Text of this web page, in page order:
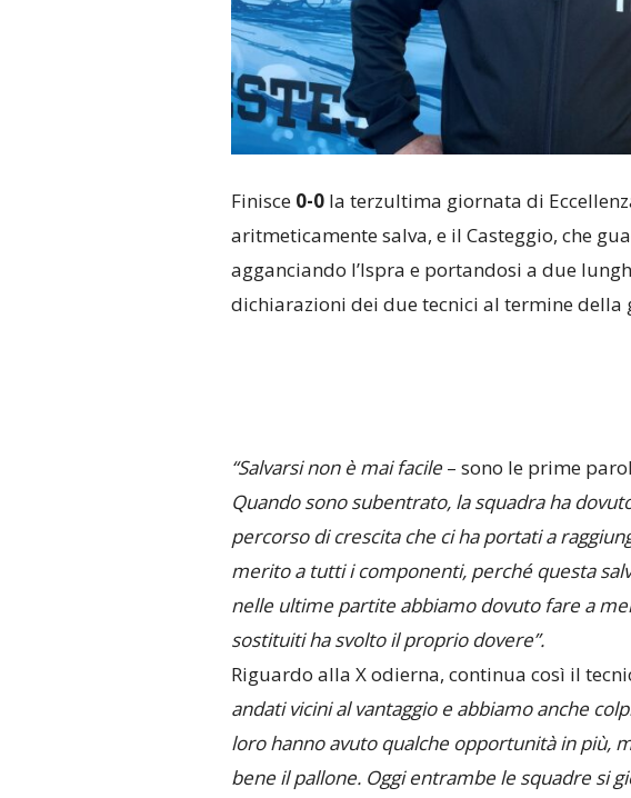
Finisce 0-0la terzultima giornata di
aritmeticamente salva, e il Casteggio, che
agganciando l’Ispra e portandosi a due
dichiarazioni dei due tecnici al termine della
“Salvarsi non è mai facile – sono le prime
Quando sono subentrato, la squadra ha
percorso di crescita che ci ha portati a
merito a tutti i componenti, perché questa
nelle ultime partite abbiamo dovuto fare a
sostituiti ha svolto il proprio dovere”.
Riguardo alla X odierna, continua così il
andati vicini al vantaggio e abbiamo anche
loro hanno avuto qualche opportunità in più,
bene il pallone. Oggi entrambe le squadre si